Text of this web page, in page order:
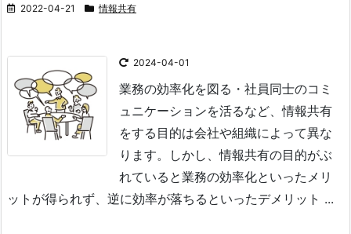
2022-04-21 情報共有
2024-04-01
業務の効率化を図る・社員同士のコミ
ュニケーションを活るなど、情報共有
をする目的は会社や組織によって異な
ります。
しかし、情報共有の目的がぶ
れていると業務の効率化といったメリ
ットが得られず、逆に効率が落ちるといったデメリット ...